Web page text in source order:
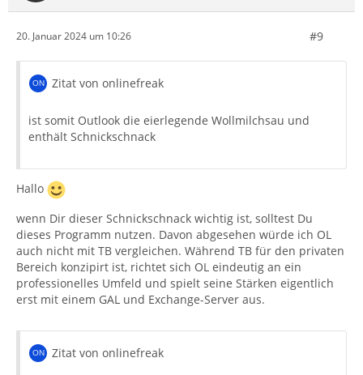
20. Januar 2024 um 10:26 #9
Zitat von onlinefreak
ist somit Outlook die eierlegende Wollmilchsau und
enthält Schnickschnack
Hallo
wenn Dir dieser Schnickschnack wichtig ist, solltest Du
dieses Programm nutzen. Davon abgesehen würde ich OL
auch nicht mit TB vergleichen. Während TB für den privaten
Bereich konzipirt ist, richtet sich OL eindeutig an ein
professionelles Umfeld und spielt seine Stärken eigentlich
erst mit einem GAL und Exchange-Server aus.
Zitat von onlinefreak